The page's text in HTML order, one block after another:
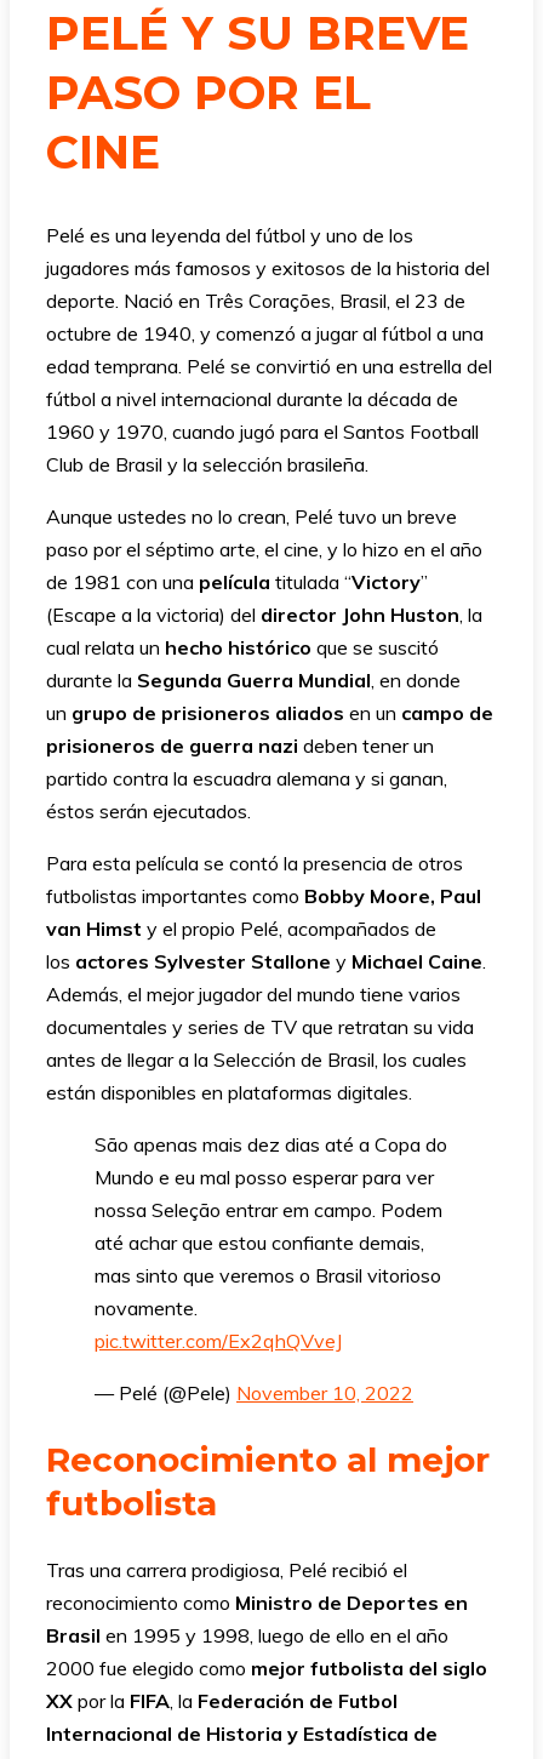
PELÉ Y SU BREVE
PASO POR EL
CINE
Pelé es una leyenda del fútbol y uno de los
jugadores más famosos y exitosos de la historia del
deporte. Nació en Três Corações, Brasil, el 23 de
octubre de 1940, y comenzó a jugar al fútbol a una
edad temprana. Pelé se convirtió en una estrella del
fútbol a nivel internacional durante la década de
1960 y 1970, cuando jugó para el Santos Football
Club de Brasil y la selección brasileña.
Aunque ustedes no lo crean, Pelé tuvo un breve
paso por el séptimo arte, el cine, y lo hizo en el año
de 1981 con una película titulada “Victory”
(Escape a la victoria) del director John Huston, la
cual relata un hecho histórico que se suscitó
durante la Segunda Guerra Mundial, en donde
un grupo de prisioneros aliados en un campo de
prisioneros de guerra nazi deben tener un
partido contra la escuadra alemana y si ganan,
éstos serán ejecutados.
Para esta película se contó la presencia de otros
futbolistas importantes como Bobby Moore, Paul
van Himst y el propio Pelé, acompañados de
los actores Sylvester Stallone y Michael Caine.
Además, el mejor jugador del mundo tiene varios
documentales y series de TV que retratan su vida
antes de llegar a la Selección de Brasil, los cuales
están disponibles en plataformas digitales.
São apenas mais dez dias até a Copa do
Mundo e eu mal posso esperar para ver
nossa Seleção entrar em campo. Podem
até achar que estou confiante demais,
mas sinto que veremos o Brasil vitorioso
novamente.
pic.twitter.com/Ex2qhQVveJ
— Pelé (@Pele) November 10, 2022
Reconocimiento al mejor
futbolista
Tras una carrera prodigiosa, Pelé recibió el
reconocimiento como Ministro de Deportes en
Brasil en 1995 y 1998, luego de ello en el año
2000 fue elegido como mejor futbolista del siglo
XX por la FIFA , la Federación de Futbol
Internacional de Historia y Estadística de